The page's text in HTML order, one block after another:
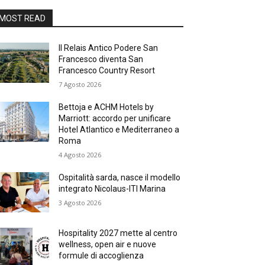
READ
Il Relais Antico Podere San
Francesco diventa San
Francesco Country Resort
7 Agosto 2026
Bettoja e ACHM Hotels by
Marriott: accordo per unificare
Hotel Atlantico e Mediterraneo a
Roma
4 Agosto 2026
Ospitalità sarda, nasce il modello
integrato Nicolaus-ITI Marina
3 Agosto 2026
Hospitality 2027 mette al centro
wellness, open air e nuove
formule di accoglienza